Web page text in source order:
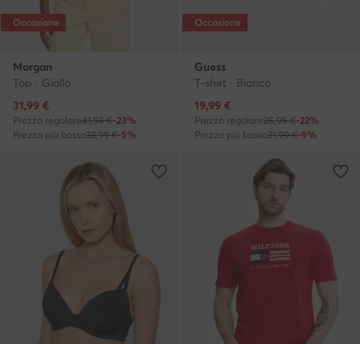
Occasione
Morgan
Top · Giallo
Prezzo attuale
31,99 €
Prezzo regolare41,95 €-23%
Prezzo più basso33,99 €-5%
Occasione
Guess
T-shirt · Bianco
Prezzo attuale
19,99 €
Prezzo regolare25,95 €-22%
Prezzo più basso21,99 €-9%